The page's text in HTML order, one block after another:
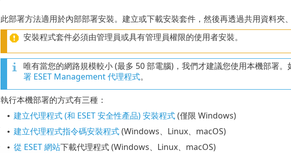
此部署方法適用於內部部署安裝。建立或下載安裝套件，然後再透過共用資料夾
安裝程式套件必須由管理員或具有管理員權限的使用者安裝。
唯有當您的網路規模較小 (最多 50 部電腦)，我們才建議您使用本機部署
署 ESET Management 代理程式。
執行本機部署的方式有三種：
• 建立代理程式 (和 ESET 安全性產品) 安裝程式(僅限 Windows)
• 建立代理程式指令碼安裝程式(Windows、Linux、macOS)
• 從 ESET 網站下載代理程式 (Windows、Linux、macOS)